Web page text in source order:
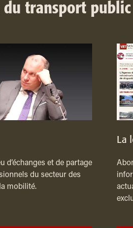
du transport public
d’échanges et de partage
du secteur des
mobilité.
La